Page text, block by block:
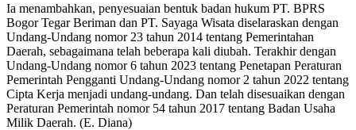
Ia menambahkan, penyesuaian bentuk badan hukum PT. BPRS
Bogor Tegar Beriman dan PT. Sayaga Wisata diselaraskan dengan
Undang-Undang nomor 23 tahun 2014 tentang Pemerintahan
Daerah, sebagaimana telah beberapa kali diubah. Terakhir dengan
Undang-Undang nomor 6 tahun 2023 tentang Penetapan Peraturan
Pemerintah Pengganti Undang-Undang nomor 2 tahun 2022 tentang
Cipta Kerja menjadi undang-undang. Dan telah disesuaikan dengan
Peraturan Pemerintah nomor 54 tahun 2017 tentang Badan Usaha
Milik Daerah. (E. Diana)